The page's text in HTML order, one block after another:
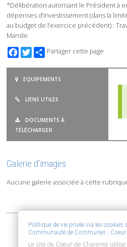
*Délibération autorisant le Président à
dépenses d’investissement (dans la
au budget de l’exercice précédent) :
Mansle.
Facebook
TwitterPartager cette page
EQUIPEMENTS
LIENS UTILES
DOCUMENTS À
TÉLÉCHARGER
Galerie d'images
Aucune galerie associée à cette
2015-2026 © Coeur de
Accessibilité : non
Politique de vie privée via les cookies
Communauté de Communes - Coeur
Le site de Coeur de Charente